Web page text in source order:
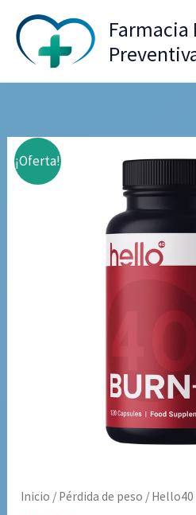
contenido
Farmacia
¡Oferta!
Inicio / Pérdida de peso / Hello40